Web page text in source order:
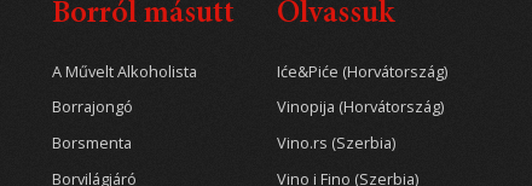
Borról másutt
A Művelt Alkoholista
Borrajongó
Borsmenta
Borvilágjáró
Olvassuk
Iće&Piće (Horvátország)
Vinopija (Horvátország)
Vino.rs (Szerbia)
Vino i Fino (Szerbia)